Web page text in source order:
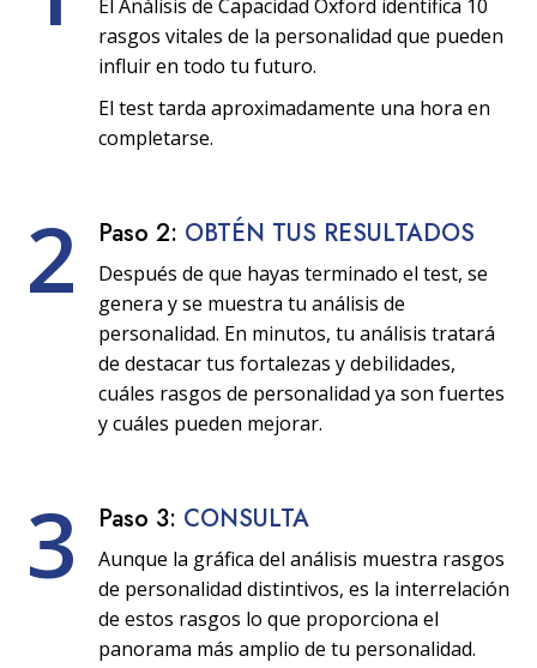
El Análisis de Capacidad Oxford identifica 10
rasgos vitales de la personalidad que pueden
influir en todo tu futuro.
El test tarda aproximadamente una hora en
completarse.
2 Paso 2: OBTÉN TUS RESULTADOS
Después de que hayas terminado el test, se
genera y se muestra tu análisis de
personalidad. En minutos, tu análisis tratará
de destacar tus fortalezas y debilidades,
cuáles rasgos de personalidad ya son fuertes
y cuáles pueden mejorar.
3 Paso 3: CONSULTA
Aunque la gráfica del análisis muestra rasgos
de personalidad distintivos, es la interrelación
de estos rasgos lo que proporciona el
panorama más amplio de tu personalidad.